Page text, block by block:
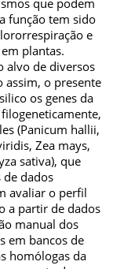
função tem sido
e
plantas.
alvo de diversos
assim, o presente
os genes da
(Panicum hallii,
Zea mays,
sativa), que
dados
avaliar o perfil
a partir de dados
manual dos
em bancos de
homólogas da